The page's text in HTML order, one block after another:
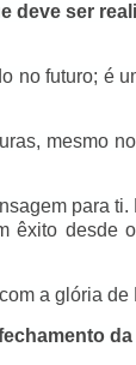
deve ser
no futuro;
mesmo
para
êxito desde
a glória